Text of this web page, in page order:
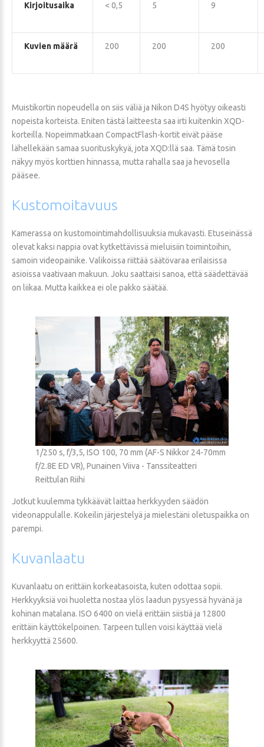
Kirjoitusaika < 0,5 5 9
Kuvien määrä 200 200 200
Muistikortin nopeudella on siis väliä ja Nikon D4S hyötyy oikeasti
nopeista korteista. Eniten tästä laitteesta saa irti kuitenkin XQD-
korteilla. Nopeimmatkaan CompactFlash-kortit eivät pääse
lähellekään samaa suorituskykyä, jota XQD:llä saa. Tämä tosin
näkyy myös korttien hinnassa, mutta rahalla saa ja hevosella
pääsee.
Kustomoitavuus
Kamerassa on kustomointimahdollisuuksia mukavasti. Etuseinässä
olevat kaksi nappia ovat kytkettävissä mieluisiin toimintoihin,
samoin videopainike. Valikoissa riittää säätövaraa erilaisissa
asioissa vaativaan makuun. Joku saattaisi sanoa, että säädettävää
on liikaa. Mutta kaikkea ei ole pakko säätää.
1/250 s, f/3,5, ISO 100, 70 mm (AF-S Nikkor 24-70mm
f/2.8E ED VR), Punainen Viiva - Tanssiteatteri
Reittulan Riihi
Jotkut kuulemma tykkäävät laittaa herkkyyden säädön
videonappulalle. Kokeilin järjestelyä ja mielestäni oletuspaikka on
parempi.
Kuvanlaatu
Kuvanlaatu on erittäin korkeatasoista, kuten odottaa sopii.
Herkkyyksiä voi huoletta nostaa ylös laadun pysyessä hyvänä ja
kohinan matalana. ISO 6400 on vielä erittäin siistiä ja 12800
erittäin käyttökelpoinen. Tarpeen tullen voisi käyttää vielä
herkkyyttä 25600.